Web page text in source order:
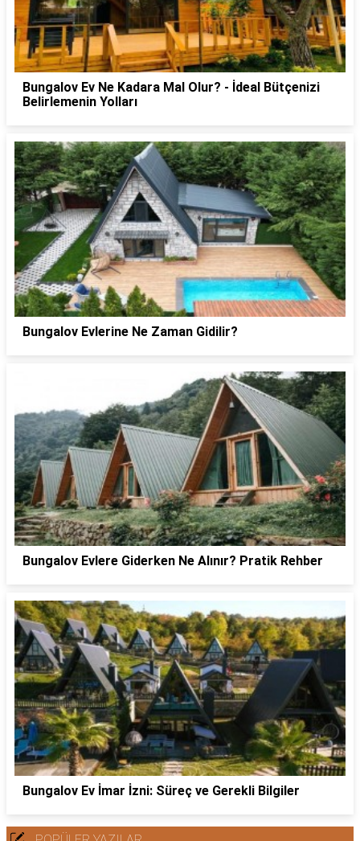
Bungalov Ev Ne Kadara Mal Olur? - İdeal Bütçenizi
Belirlemenin Yolları
Bungalov Evlerine Ne Zaman Gidilir?
Bungalov Evlere Giderken Ne Alınır? Pratik Rehber
Bungalov Ev İmar İzni: Süreç ve Gerekli Bilgiler